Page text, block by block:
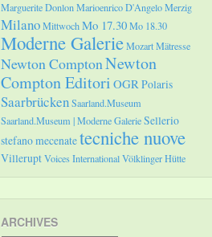
Marguerite DonlonMarioenrico D'AngeloMerzig
MilanoMittwochMo 17.30Mo 18.30
Moderne GalerieMozartMätresse
Newton ComptonNewton
Compton Editori OGRPolaris
SaarbrückenSaarland.Museum
Saarland.Museum | Moderne GalerieSellerio
stefano mecenatetecniche nuove
VilleruptVoices InternationalVölklinger Hütte
ARCHIVES